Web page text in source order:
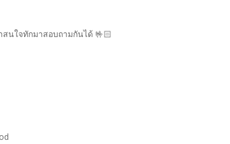
นใจทักมาสอบถามกันได้ 🤟🏻